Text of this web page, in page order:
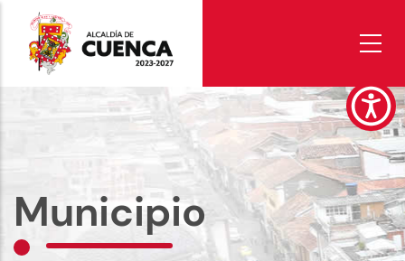
contenido
principal
Municipio